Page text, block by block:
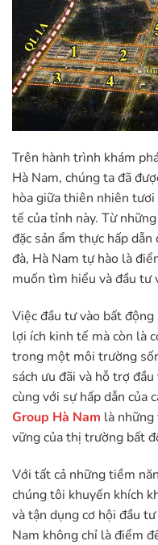
Trên hành trình khám
Hà Nam, chúng ta đã
hòa giữa thiên nhiên
tế của tỉnh này. Từ
đặc sản ẩm thực hấp
đà, Hà Nam tự hào là
muốn tìm hiểu và đầu tư
Việc đầu tư vào bất
lợi ích kinh tế mà còn là
trong một môi trường
sách ưu đãi và hỗ trợ
cùng với sự hấp dẫn của
Group Hà Nam là
vững của thị trường bất
Với tất cả những tiềm
chúng tôi khuyến khích
và tận dụng cơ hội đầu
Nam không chỉ là điểm